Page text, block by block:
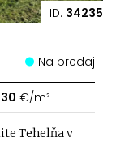
ID: 34235
Na predaj
€/m²
Tehelňa v